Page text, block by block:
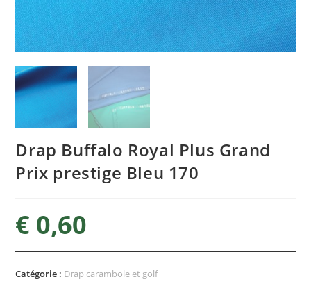
Drap Buffalo Royal Plus Grand
Prix prestige Bleu 170
€ 0,60
Catégorie : Drap carambole et golf